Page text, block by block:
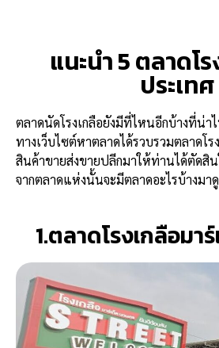
แนะนำ 5 ตลาดโ
ประเทศ
ตลาดนัดโรงเกลือยังมีที่ไหนอีกบ้างที่น่
ทางเว็บไซต์หาตลาดได้รวบรวมตลาดโร
สินค้าขายส่งขายปลีกมาให้ท่านได้ตัดสิน
จากตลาดแห่งนั้นจะมีตลาดอะไรบ้างมา
1.ตลาดโรงเกลือมา